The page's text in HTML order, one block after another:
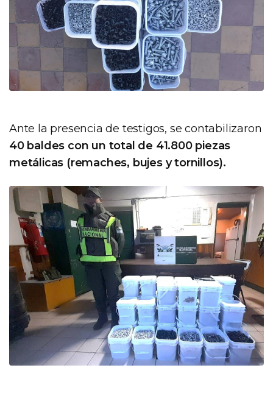
Ante la presencia de testigos, se contabilizaron
40 baldes con un total de 41.800 piezas
metálicas (remaches, bujes y tornillos).